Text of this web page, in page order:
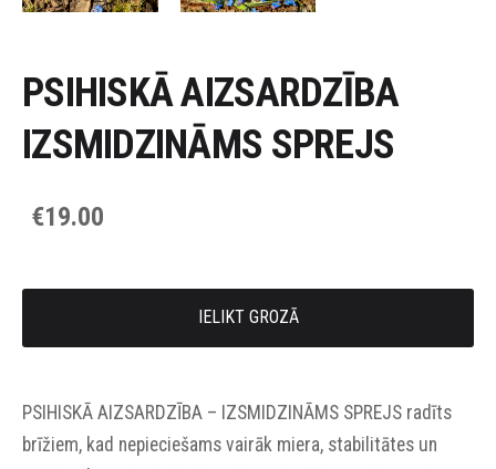
PSIHISKĀ AIZSARDZĪBA
IZSMIDZINĀMS SPREJS
€19.00
IELIKT GROZĀ
PSIHISKĀ AIZSARDZĪBA – IZSMIDZINĀMS SPREJS radīts
brīžiem, kad nepieciešams vairāk miera, stabilitātes un